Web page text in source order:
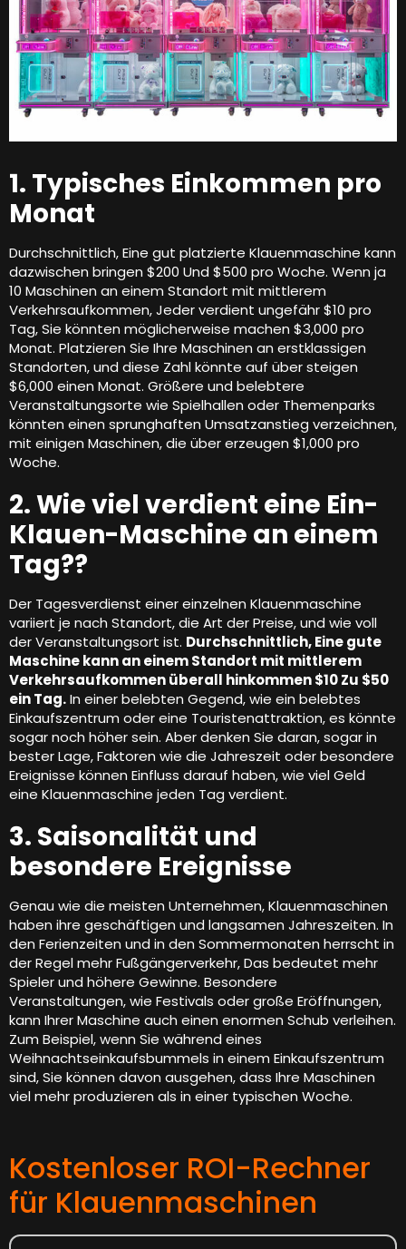
1. Typisches Einkommen pro
Monat
Durchschnittlich, Eine gut platzierte Klauenmaschine kann
dazwischen bringen $200 Und $500 pro Woche. Wenn ja
10 Maschinen an einem Standort mit mittlerem
Verkehrsaufkommen, Jeder verdient ungefähr $10 pro
Tag, Sie könnten möglicherweise machen $3,000 pro
Monat. Platzieren Sie Ihre Maschinen an erstklassigen
Standorten, und diese Zahl könnte auf über steigen
$6,000 einen Monat. Größere und belebtere
Veranstaltungsorte wie Spielhallen oder Themenparks
könnten einen sprunghaften Umsatzanstieg verzeichnen,
mit einigen Maschinen, die über erzeugen $1,000 pro
Woche.
2. Wie viel verdient eine Ein-
Klauen-Maschine an einem
Tag??
Der Tagesverdienst einer einzelnen Klauenmaschine
variiert je nach Standort, die Art der Preise, und wie voll
der Veranstaltungsort ist. Durchschnittlich, Eine gute
Maschine kann an einem Standort mit mittlerem
Verkehrsaufkommen überall hinkommen $10 Zu $50
ein Tag.In einer belebten Gegend, wie ein belebtes
Einkaufszentrum oder eine Touristenattraktion, es könnte
sogar noch höher sein. Aber denken Sie daran, sogar in
bester Lage, Faktoren wie die Jahreszeit oder besondere
Ereignisse können Einfluss darauf haben, wie viel Geld
eine Klauenmaschine jeden Tag verdient.
3. Saisonalität und
besondere Ereignisse
Genau wie die meisten Unternehmen, Klauenmaschinen
haben ihre geschäftigen und langsamen Jahreszeiten. In
den Ferienzeiten und in den Sommermonaten herrscht in
der Regel mehr Fußgängerverkehr, Das bedeutet mehr
Spieler und höhere Gewinne. Besondere
Veranstaltungen, wie Festivals oder große Eröffnungen,
kann Ihrer Maschine auch einen enormen Schub verleihen.
Zum Beispiel, wenn Sie während eines
Weihnachtseinkaufsbummels in einem Einkaufszentrum
sind, Sie können davon ausgehen, dass Ihre Maschinen
viel mehr produzieren als in einer typischen Woche.
Kostenloser ROI-Rechner
für Klauenmaschinen